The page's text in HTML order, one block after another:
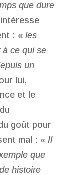
que dure
: « les
à ce qui se
un
lui,
et le
goût pour
mal : « Il
que
histoire